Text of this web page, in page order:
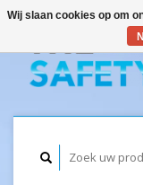
Wij slaan cookies op om